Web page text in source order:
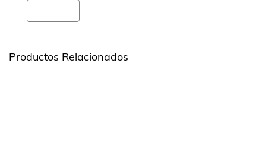
Productos Relacionados